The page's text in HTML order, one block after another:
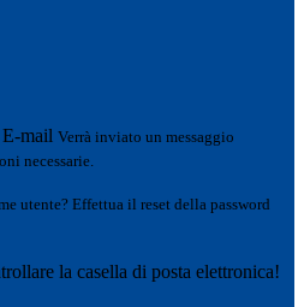
E-mail Verrà inviato un messaggio
necessarie.
utente? Effettua il reset della password
la casella di posta elettronica!